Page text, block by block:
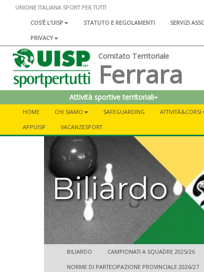
UNIONE ITALIANA SPORT PER TUTTI
COS'È L'UISP
STATUTO E REGOLAMENTI SERVIZI
PRIVACY
Comitato Territoriale
Ferrara
Attività sportive territoriali
HOME CHI SIAMO SAFEGUARDING ATTIVITÀ&CORSI
APPUISP
VACANZESPORT
Biliardo
BILIARDO CAMPIONATI A SQUADRE 2025/26
NORME DI PARTECIPAZIONE PROVINCIALE 2026/27